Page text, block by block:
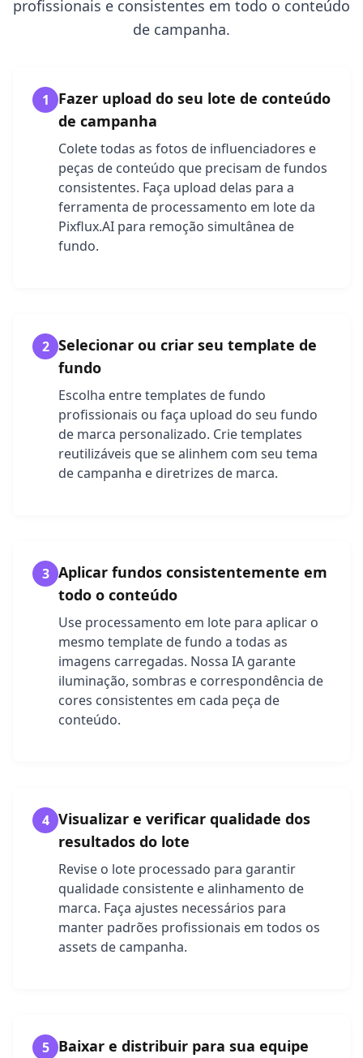
profissionais e consistentes em todo o conteúdo
de campanha.
1
Fazer upload do seu lote de conteúdo
de campanha
Colete todas as fotos de influenciadores e
peças de conteúdo que precisam de fundos
consistentes. Faça upload delas para a
ferramenta de processamento em lote da
Pixflux.AI para remoção simultânea de
fundo.
2 Selecionar ou criar seu template de
fundo
Escolha entre templates de fundo
profissionais ou faça upload do seu fundo
de marca personalizado. Crie templates
reutilizáveis que se alinhem com seu tema
de campanha e diretrizes de marca.
3 Aplicar fundos consistentemente em
todo o conteúdo
Use processamento em lote para aplicar o
mesmo template de fundo a todas as
imagens carregadas. Nossa IA garante
iluminação, sombras e correspondência de
cores consistentes em cada peça de
conteúdo.
4 Visualizar e verificar qualidade dos
resultados do lote
Revise o lote processado para garantir
qualidade consistente e alinhamento de
marca. Faça ajustes necessários para
manter padrões profissionais em todos os
assets de campanha.
5 Baixar e distribuir para sua equipe